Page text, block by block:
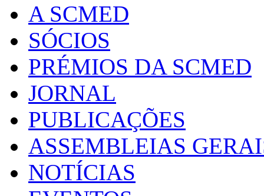
A SCMED
SÓCIOS
PRÉMIOS DA SCMED
JORNAL
PUBLICAÇÕES
ASSEMBLEIAS
NOTÍCIAS